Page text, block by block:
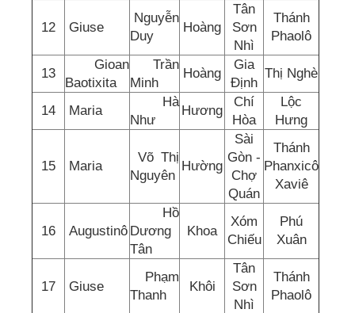
12 Giuse
Nguyễn
Duy
Hoàng
Tân
Sơn
Nhì
Thánh
Phaolô
13
Gioan
Baotixita
Trần
Minh
Hoàng
Gia
Định
Thị Nghè
14 Maria
Hà
Như
Hương
Chí
Hòa
Lộc
Hưng
15 Maria
Võ Thị
Nguyên
Hường
Sài
Gòn -
Chợ
Quán
Thánh
Phanxicô
Xaviê
16 Augustinô
Hồ
Dương
Tân
Khoa
Xóm
Chiếu
Phú
Xuân
17 Giuse
Phạm
Thanh
Khôi
Tân
Sơn
Nhì
Thánh
Phaolô